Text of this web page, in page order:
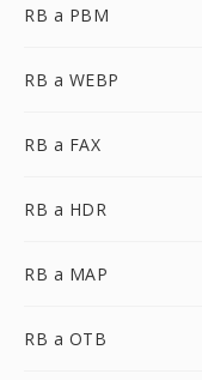
RB a PBM
RB a WEBP
RB a FAX
RB a HDR
RB a MAP
RB a OTB